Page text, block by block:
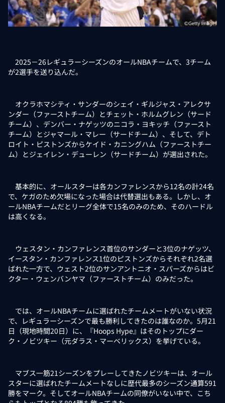
2025－26レギュラーシーズンのオールNBAチームで、3チーム
が2選手を送り込んだ。
オクラホマシティ・サンダーのシェイ・ギルジャス・アレクサ
ンダー（ファーストチーム）とチェット・ホルムグレン（サード
チーム）、デンバー・ナゲッツのニコラ・ヨキッチ（ファースト
チーム）とジャマール・マレー（サードチーム）、そして、デト
ロイト・ピストンズからケイド・カニングハム（ファーストチー
ム）とジェイレン・デューレン（サードチーム）が選出された。
基本的に、オールスターは各カンファレンスから12名の計24名
で、ケガのため欠場になった場合は代替選出もある。しかし、オ
ールNBAチームだとリーグ全体で15名のみのため、そのハードル
は高くなる。
ウェスタン・カンファレンス首位のサンダーと3位のナゲッツ、
イースタン・カンファレンス1位のピストンズからそれぞれ2名選
ばれた一方で、ウェスト2位のサンアントニオ・スパーズからはビ
クター・ウェンバンヤマ（ファーストチーム）のみだった。
では、オールNBAチームに選ばれたチームメートがいない状況
で、レギュラーシーズンで最も勝利してきたのは誰なのか。5月21
日（現地時間20日）に、『Hoops Hype』はそのトップにダー
ク・ノビツキー（元ダラス・マーベリックス）を挙げている。
マブス一筋21シーズンをプレーしてきたノビツキーは、オール
スターに選ばれたチームメートなしに歴代最多のシーズン通算591
勝をマーク。そしてオールNBAチームの同僚がいない中で、こち